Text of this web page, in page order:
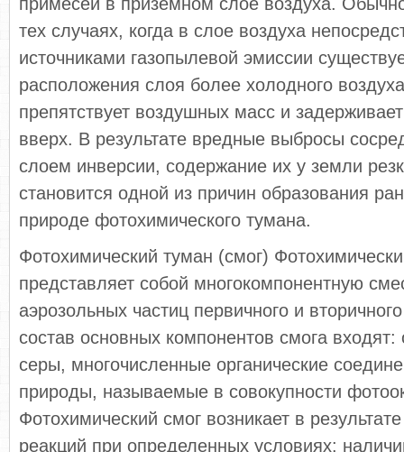
тех случаях, когда в слое воздуха
источниками газопылевой эмиссии
расположения слоя более холодного
препятствует воздушных масс и
вверх. В результате вредные выбросы
слоем инверсии, содержание их у земли
становится одной из причин образования
природе фотохимического тумана.
Фотохимический туман (смог)
представляет собой многокомпонентную
аэрозольных частиц первичного и
состав основных компонентов смога входят:
серы, многочисленные органические
природы, называемые в совокупности
Фотохимический смог возникает в
реакций при определенных условиях: